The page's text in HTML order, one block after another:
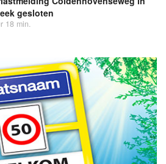
gesloten
18 min.